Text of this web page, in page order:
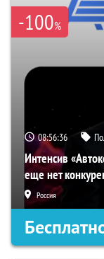
-100%
08:56:35
Интенсив
еще нет
Россия